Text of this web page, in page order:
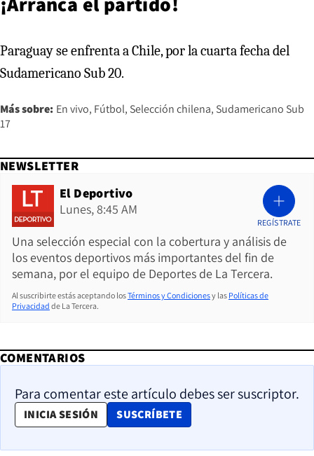
Paraguay se enfrenta a Chile, por la cuarta fecha del
Sudamericano Sub 20.
Más sobre: En vivo Fútbol Selección chilena Sudamericano Sub
17
NEWSLETTER
El Deportivo
Lunes, 8:45 AM
Una selección especial con la cobertura y análisis de
los eventos deportivos más importantes del fin de
semana, por el equipo de Deportes de La Tercera.
REGÍSTRATE
Al suscribirte estás aceptando losTérminos y Condicionesy las Políticas de
Privacidad de La Tercera.
COMENTARIOS
Para comentar este artículo debes ser suscriptor.
INICIA SESIÓN SUSCRÍBETE
OPENS IN NEW WINDOW